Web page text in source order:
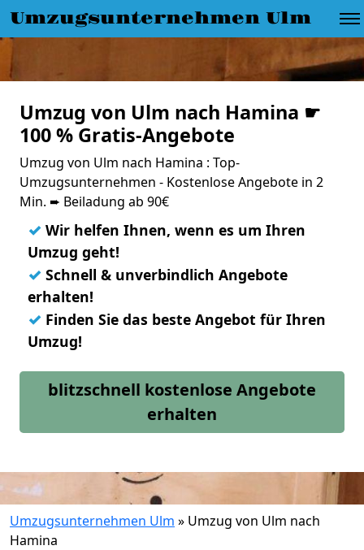
Umzugsunternehmen Ulm
Umzug von Ulm nach Hamina ☛
100 % Gratis-Angebote
Umzug von Ulm nach Hamina : Top-
Umzugsunternehmen - Kostenlose Angebote in 2
Min. ➨ Beiladung ab 90€
✓ Wir helfen Ihnen, wenn es um Ihren
Umzug geht!
✓ Schnell & unverbindlich Angebote
erhalten!
✓ Finden Sie das beste Angebot für Ihren
Umzug!
blitzschnell kostenlose Angebote
erhalten
Umzugsunternehmen Ulm » Umzug von Ulm nach
Hamina